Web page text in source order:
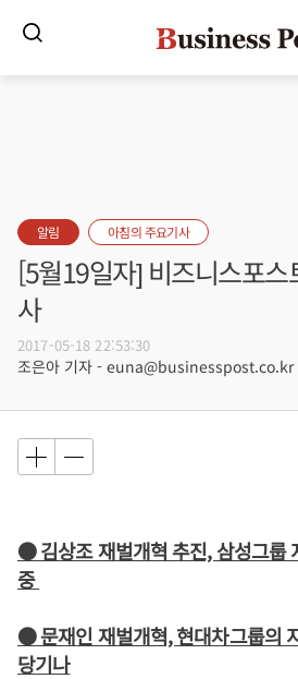
알림 아침의 주요기사
[5월19일자] 비즈니스포스
사
2017-05-18 22:53:30
조은아 기자 - euna@businesspost.co.kr
● 김상조 재벌개혁 추진, 삼성그룹
중
● 문재인 재벌개혁, 현대차그룹의
당기나